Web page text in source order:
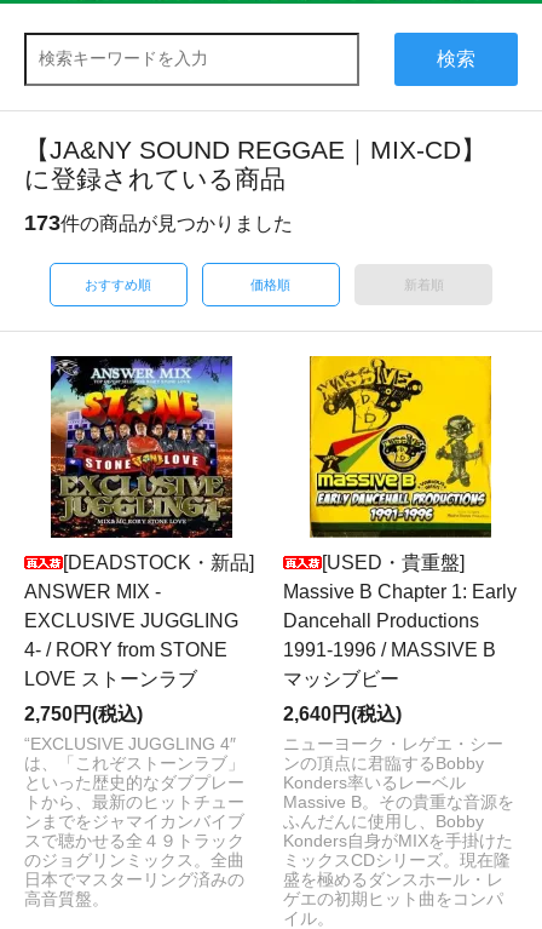
検索
【JA&NY SOUND REGGAE｜MIX-CD】
に登録されている商品
173件の商品が見つかりました
おすすめ順 価格順 新着順
[DEADSTOCK・新品]
ANSWER MIX -
EXCLUSIVE JUGGLING
4- / RORY from STONE
LOVE ストーンラブ
2,750円(税込)
“EXCLUSIVE JUGGLING 4″
は、「これぞストーンラブ」
といった歴史的なダブプレー
トから、最新のヒットチュー
ンまでをジャマイカンバイブ
スで聴かせる全４９トラック
のジョグリンミックス。全曲
日本でマスターリング済みの
高音質盤。
[USED・貴重盤]
Massive B Chapter 1: Early
Dancehall Productions
1991-1996 / MASSIVE B
マッシブビー
2,640円(税込)
ニューヨーク・レゲエ・シー
ンの頂点に君臨するBobby
Konders率いるレーベル
Massive B。その貴重な音源を
ふんだんに使用し、Bobby
Konders自身がMIXを手掛けた
ミックスCDシリーズ。現在隆
盛を極めるダンスホール・レ
ゲエの初期ヒット曲をコンパ
イル。